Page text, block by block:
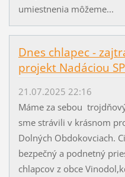
umiestnenia môžeme...
Dnes chlapec -
projekt Nadáciou
21.07.2025 22:16
Máme za sebou
sme strávili v krásnom
Dolných Obdokovciach.
bezpečný a podnetný
chlapcov z obce